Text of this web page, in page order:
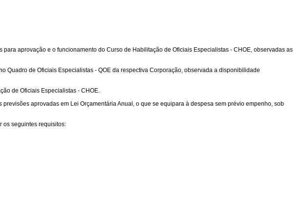
aprovação e o funcionamento do Curso de Habilitação de Oficiais Especialistas - CHOE, observadas as
de Oficiais Especialistas - QOE da respectiva Corporação, observada a disponibilidade
de Oficiais Especialistas - CHOE.
aprovadas em Lei Orçamentária Anual, o que se equipara à despesa sem prévio empenho, sob
os seguintes requisitos: